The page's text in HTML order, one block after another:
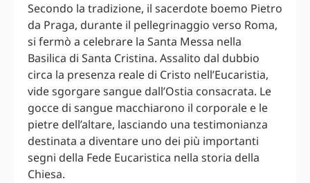
Secondo la tradizione, il sacerdote boemo Pietro
da Praga, durante il pellegrinaggio verso Roma,
si fermò a celebrare la Santa Messa nella
Basilica di Santa Cristina. Assalito dal dubbio
circa la presenza reale di Cristo nell’Eucaristia,
vide sgorgare sangue dall’Ostia consacrata. Le
gocce di sangue macchiarono il corporale e le
pietre dell’altare, lasciando una testimonianza
destinata a diventare uno dei più importanti
segni della Fede Eucaristica nella storia della
Chiesa.